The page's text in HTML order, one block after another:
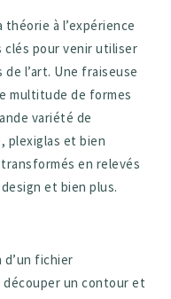
théorie à l’expérience
pour venir utiliser
l’art. Une fraiseuse
multitude de formes
variété de
plexiglas et bien
en relevés
et bien plus.
fichier
découper un contour et